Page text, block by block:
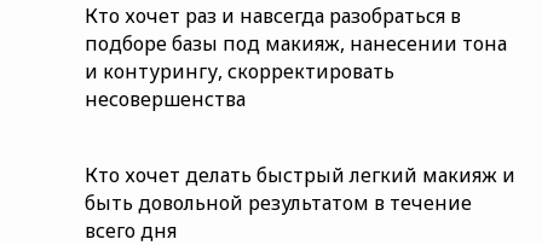
Кто хочет раз и навсегда разобраться в
подборе базы под макияж, нанесении тона
и контурингу, скорректировать
несовершенства
Кто хочет делать быстрый легкий макияж и
быть довольной результатом в течение
всего дня